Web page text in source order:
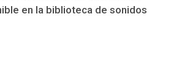
en la biblioteca de sonidos